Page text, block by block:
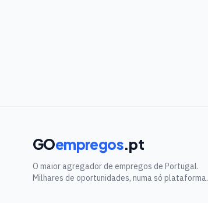
GOempregos.pt
O maior agregador de empregos de Portugal.
Milhares de oportunidades, numa só plataforma.